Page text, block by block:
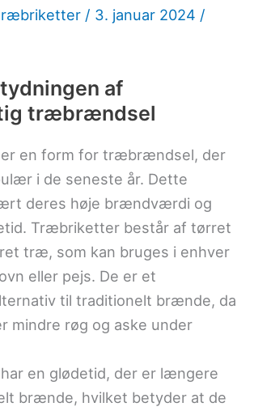
/ 3. januar 2024 /
af
træbrændsel
en form for træbrændsel, der
i de seneste år. Dette
deres høje brændværdi og
Træbriketter består af tørret
træ, som kan bruges i enhver
eller pejs. De er et
til traditionelt brænde, da
mindre røg og aske under
en glødetid, der er længere
brænde, hvilket betyder at de